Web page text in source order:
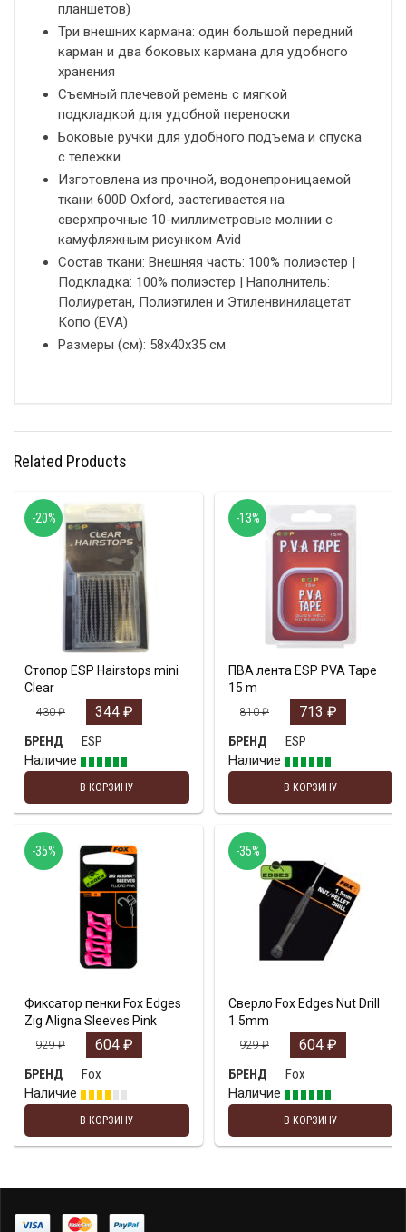
планшетов)
Три внешних кармана: один большой передний
карман и два боковых кармана для удобного
хранения
Съемный плечевой ремень с мягкой
подкладкой для удобной переноски
Боковые ручки для удобного подъема и спуска
с тележки
Изготовлена из прочной, водонепроницаемой
ткани 600D Oxford, застегивается на
сверхпрочные 10-миллиметровые молнии с
камуфляжным рисунком Avid
Состав ткани: Внешняя часть: 100% полиэстер |
Подкладка: 100% полиэстер | Наполнитель:
Полиуретан, Полиэтилен и Этиленвинилацетат
Копо (EVA)
Размеры (см): 58x40x35 см
Related Products
Стопор ESP Hairstops mini
Clear
430₽ 344 ₽
БРЕНД
ESP
Наличие
В КОРЗИНУ
-20%
ПВА лента ESP PVA Tape
15 m
810₽ 713 ₽
БРЕНД
ESP
Наличие
В КОРЗИНУ
-13%
Фиксатор пенки Fox Edges
Zig Aligna Sleeves Pink
929₽ 604 ₽
БРЕНД
Fox
Наличие
В КОРЗИНУ
-35%
Сверло Fox Edges Nut Drill
1.5mm
929₽ 604 ₽
БРЕНД
Fox
Наличие
В КОРЗИНУ
-35%